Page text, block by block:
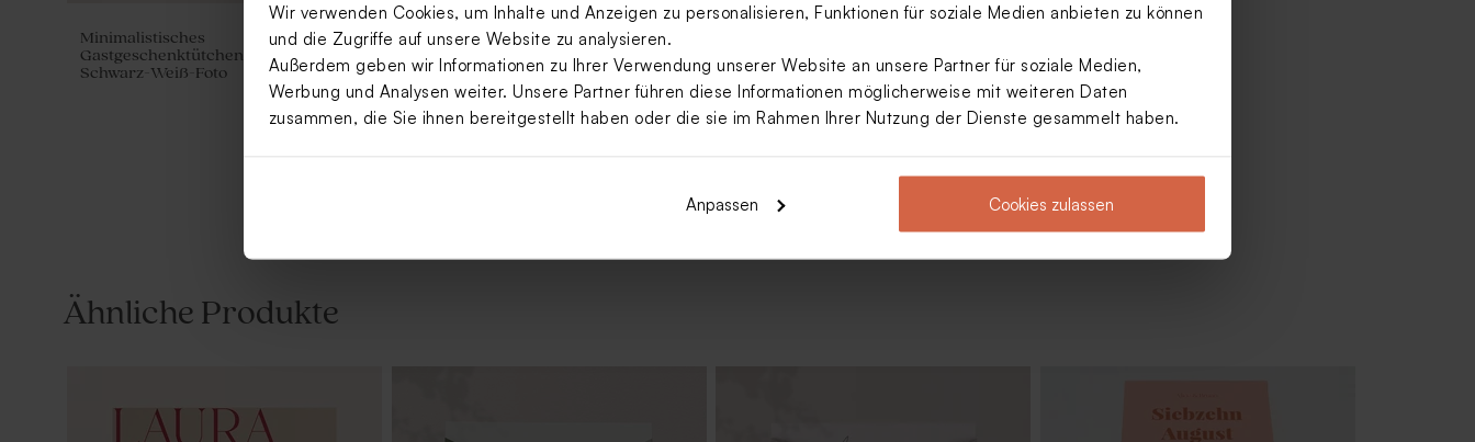
Wir verwenden Cookies, um Inhalte und Anzeigen zu personalisieren, Funktionen für soziale Medien anbieten zu können
und die Zugriffe auf unsere Website zu analysieren.
Außerdem geben wir Informationen zu Ihrer Verwendung unserer Website an unsere Partner für soziale Medien,
Werbung und Analysen weiter. Unsere Partner führen diese Informationen möglicherweise mit weiteren Daten
zusammen, die Sie ihnen bereitgestellt haben oder die sie im Rahmen Ihrer Nutzung der Dienste gesammelt haben.
Anpassen Cookies zulassen
Minimalistisches
Gastgeschenktütchen mit Namen und
Schwarz-Weiß-Foto
Minimalistische Serviettenbanderole
Ähnliche Produkte